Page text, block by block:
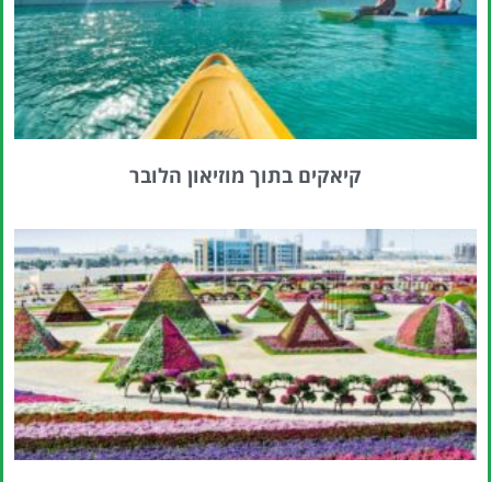
קיאקים בתוך מוזיאון הלובר